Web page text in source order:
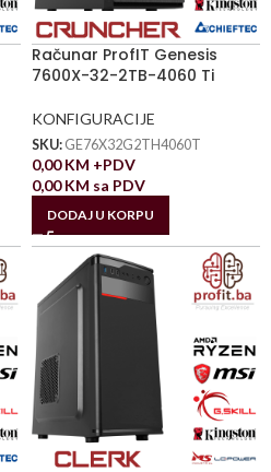
Računar ProfIT Genesis
7600X-32-2TB-4060 Ti
KONFIGURACIJE
SKU: GE76X32G2TH4060T
0,00KM +PDV
0,00KM sa PDV
DODAJ U KORPU